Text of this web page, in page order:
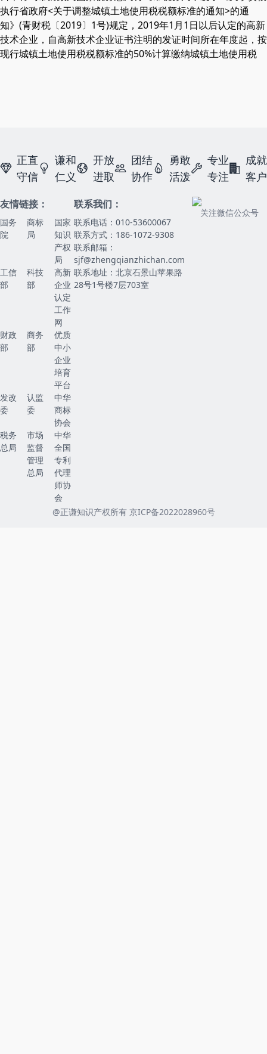
执行省政府<关于调整城镇土地使用税税额标准的通知>的通
知》(青财税〔2019〕1号)规定，2019年1月1日以后认定的高新
技术企业，自高新技术企业证书注明的发证时间所在年度起，按
现行城镇土地使用税税额标准的50%计算缴纳城镇土地使用税
正直
守信
谦和
仁义
开放
进取
团结
协作
勇敢
活泼
专业
专注
成就
客户
友情链接：
国务
院
商标
局
国家
知识
产权
局
工信
部
科技
部
高新
企业
认定
工作
网
财政
部
商务
部
优质
中小
企业
培育
平台
发改
委
认监
委
中华
商标
协会
税务
总局
市场
监督
管理
总局
中华
全国
专利
代理
师协
会
联系我们：
联系电话：010-53600067
联系方式：186-1072-9308
联系邮箱：
sjf@zhengqianzhichan.com
联系地址：北京石景山苹果路
28号1号楼7层703室
关注微信公众号
@正谦知识产权所有 京ICP备2022028960号